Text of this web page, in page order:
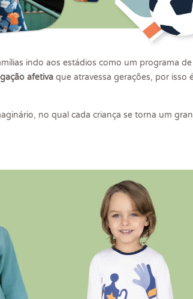
indo aos estádios como um programa
afetiva que atravessa gerações, por isso
no qual cada criança se torna um